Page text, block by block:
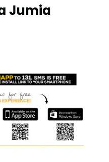
Jumia